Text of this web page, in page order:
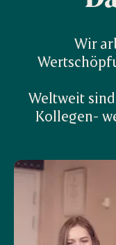
Wir
Weltweit
Kollegen-